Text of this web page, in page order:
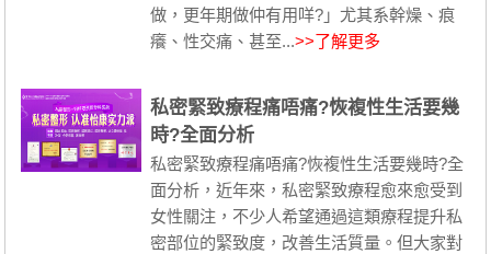
做，更年期做仲有用咩?」尤其系幹燥、痕
癢、性交痛、甚至...>>了解更多
私密緊致療程痛唔痛?恢複性生活要幾
時?全面分析
私密緊致療程痛唔痛?恢複性生活要幾時?全
面分析，近年來，私密緊致療程愈來愈受到
女性關注，不少人希望通過這類療程提升私
密部位的緊致度，改善生活質量。但大家對